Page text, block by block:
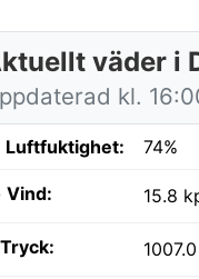
väder i
kl.
Luftfuktighet: 74%
Vind: 15.8
Tryck: